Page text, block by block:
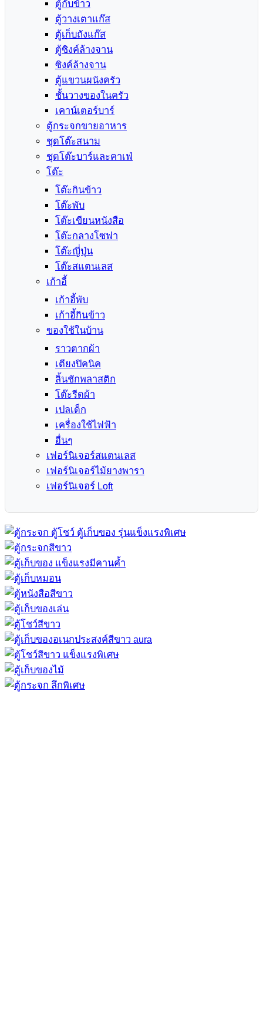
ตู้กับข้าว
ตู้วางเตาแก๊ส
ตู้เก็บถังแก๊ส
ตู้ซิงค์ล้างจาน
ซิงค์ล้างจาน
ตู้แขวนผนังครัว
ชั้นวางของในครัว
เคาน์เตอร์บาร์
ตู้กระจกขายอาหาร
ชุดโต๊ะสนาม
ชุดโต๊ะบาร์และคาเฟ่
โต๊ะ
โต๊ะกินข้าว
โต๊ะพับ
โต๊ะเขียนหนังสือ
โต๊ะกลางโซฟา
โต๊ะญี่ปุ่น
โต๊ะสแตนเลส
เก้าอี้
เก้าอี้พับ
เก้าอี้กินข้าว
ของใช้ในบ้าน
ราวตากผ้า
เตียงปิคนิค
ลิ้นชักพลาสติก
โต๊ะรีดผ้า
เปลเด็ก
เครื่องใช้ไฟฟ้า
อื่นๆ
เฟอร์นิเจอร์สแตนเลส
เฟอร์นิเจอร์ไม้ยางพารา
เฟอร์นิเจอร์ Loft